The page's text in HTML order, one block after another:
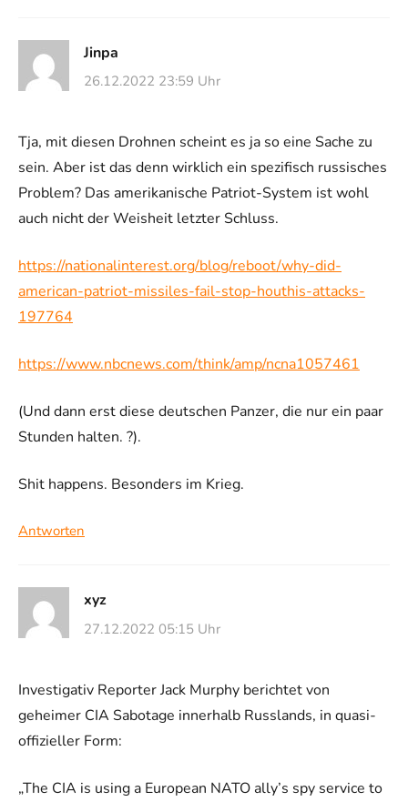
Jinpa
26.12.2022 23:59 Uhr
Tja, mit diesen Drohnen scheint es ja so eine Sache zu
sein. Aber ist das denn wirklich ein spezifisch russisches
Problem? Das amerikanische Patriot-System ist wohl
auch nicht der Weisheit letzter Schluss.
https://nationalinterest.org/blog/reboot/why-did-
american-patriot-missiles-fail-stop-houthis-attacks-
197764
https://www.nbcnews.com/think/amp/ncna1057461
(Und dann erst diese deutschen Panzer, die nur ein paar
Stunden halten. ?).
Shit happens. Besonders im Krieg.
Antworten
xyz
27.12.2022 05:15 Uhr
Investigativ Reporter Jack Murphy berichtet von
geheimer CIA Sabotage innerhalb Russlands, in quasi-
offizieller Form:
„The CIA is using a European NATO ally’s spy service to